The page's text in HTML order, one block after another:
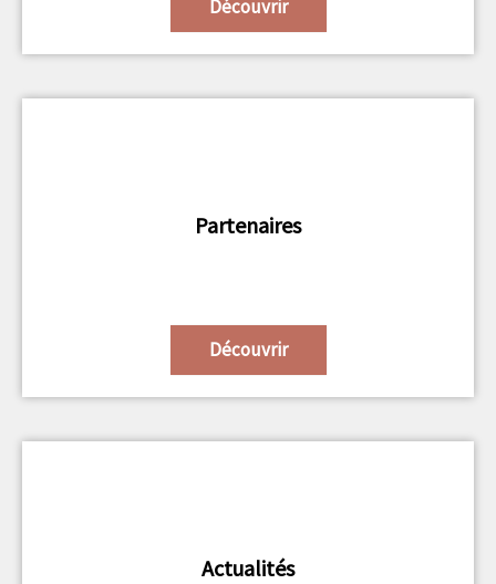
Découvrir
Partenaires
Découvrir
Actualités